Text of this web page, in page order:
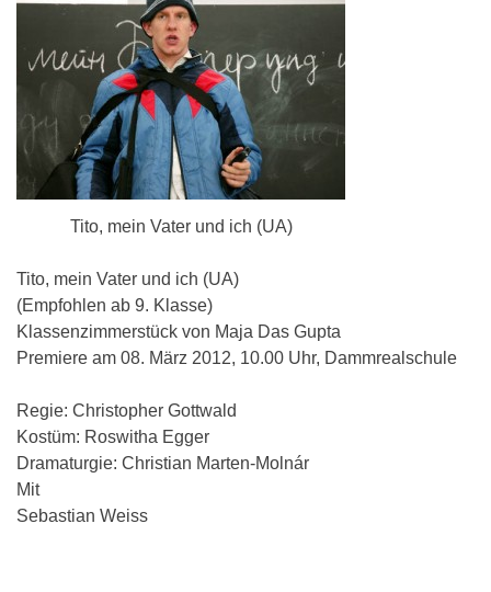
Tito, mein Vater und ich (UA)
Tito, mein Vater und ich (UA)
(Empfohlen ab 9. Klasse)
Klassenzimmerstück von Maja Das Gupta
Premiere am 08. März 2012, 10.00 Uhr, Dammrealschule
Regie: Christopher Gottwald
Kostüm: Roswitha Egger
Dramaturgie: Christian Marten-Molnár
Mit
Sebastian Weiss